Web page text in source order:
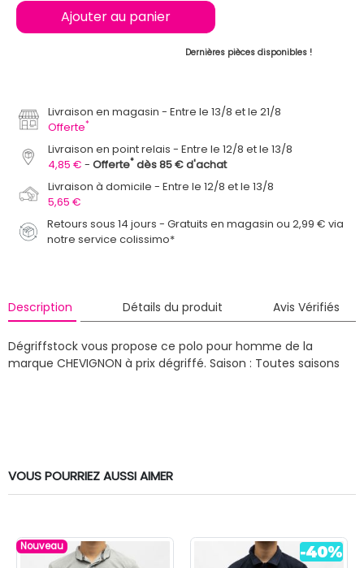
Ajouter au panier
Dernières pièces disponibles !
Livraison en magasin
Entre le 13/8 et le 21/8
Offerte*
Livraison en point relais
Entre le 12/8 et le 13/8
4,85 €
Offerte* dès 85 € d'achat
Livraison à domicile
Entre le 12/8 et le 13/8
5,65 €
Retours sous 14 jours - Gratuits en magasin ou 2,99 € via
notre service colissimo*
Description Détails du produit Avis Vérifiés
Dégriffstock vous propose ce polo pour homme de la
marque CHEVIGNON à prix dégriffé. Saison : Toutes saisons
VOUS POURRIEZ AUSSI AIMER
Nouveau